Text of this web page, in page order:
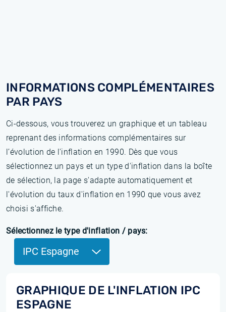
INFORMATIONS COMPLÉMENTAIRES
PAR PAYS
Ci-dessous, vous trouverez un graphique et un tableau
reprenant des informations complémentaires sur
l’évolution de l'inflation en 1990. Dès que vous
sélectionnez un pays et un type d'inflation dans la boîte
de sélection, la page s'adapte automatiquement et
l'évolution du taux d'inflation en 1990 que vous avez
choisi s'affiche.
Sélectionnez le type d'inflation / pays:
IPC Espagne
GRAPHIQUE DE L'INFLATION IPC
ESPAGNE